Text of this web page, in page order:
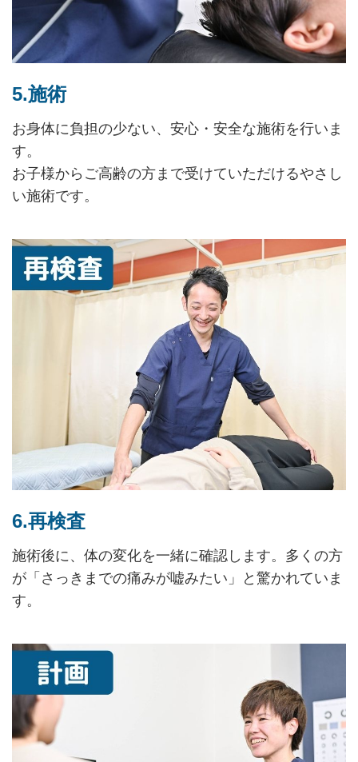
5.施術
お身体に負担の少ない、安心・安全な施術を行いま
す。
お子様からご高齢の方まで受けていただけるやさし
い施術です。
6.再検査
施術後に、体の変化を一緒に確認します。多くの方
が「さっきまでの痛みが嘘みたい」と驚かれていま
す。